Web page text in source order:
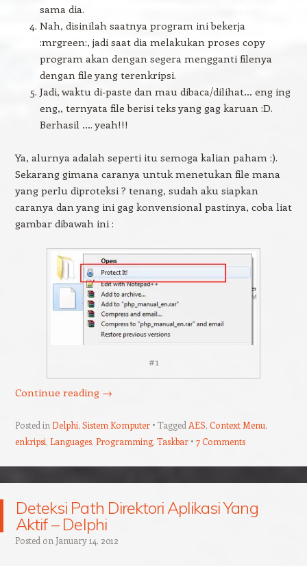
sama dia.
Nah, disinilah saatnya program ini bekerja
:mrgreen:, jadi saat dia melakukan proses copy
program akan dengan segera mengganti filenya
dengan file yang terenkripsi.
Jadi, waktu di-paste dan mau dibaca/dilihat… eng ing
eng,, ternyata file berisi teks yang gag karuan :D.
Berhasil …. yeah!!!
Ya, alurnya adalah seperti itu semoga kalian paham :).
Sekarang gimana caranya untuk menetukan file mana
yang perlu diproteksi ? tenang, sudah aku siapkan
caranya dan yang ini gag konvensional pastinya, coba liat
gambar dibawah ini :
#1
Continue reading →
Posted inDelphi, Sistem Komputer TaggedAES, Context Menu,
enkripsi, Languages, Programming, Taskbar 7 Comments
Deteksi Path Direktori Aplikasi Yang
Aktif – Delphi
Posted on January 14, 2012